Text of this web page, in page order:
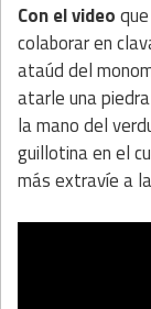
Con el video
colaborar en
ataúd del
atarle una
la mano del
guillotina en el
más extravíe a